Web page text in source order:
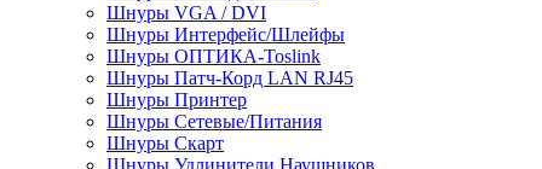
Шнуры VGA / DVI
Шнуры Интерфейс/Шлейфы
Шнуры ОПТИКА-Toslink
Шнуры Патч-Корд LAN RJ45
Шнуры Принтер
Шнуры Сетевые/Питания
Шнуры Скарт
Шнуры Удлинители Наушников